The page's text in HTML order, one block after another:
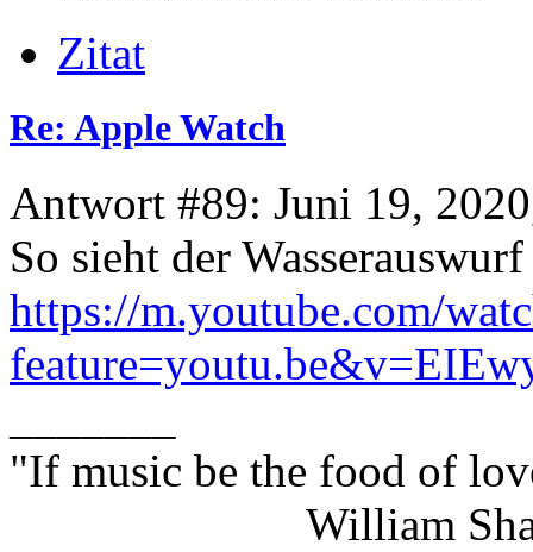
Zitat
Re: Apple Watch
Antwort #89: Juni 19,
So sieht der
https://m.youtube.com/
"If music be the food of
William